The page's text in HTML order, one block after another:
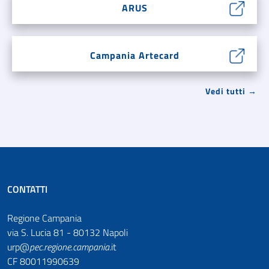
ARUS
Campania Artecard
Vedi tutti →
CONTATTI
Regione Campania
via S. Lucia 81 - 80132 Napoli
urp@pec.regione.campania.it
CF 80011990639